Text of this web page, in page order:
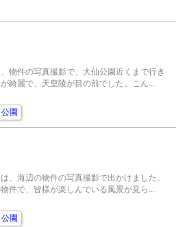
物件の写真撮影で、大仙公園近くまで行き
綺麗で、天皇陵が目の前でした。こん...
公園
、海辺の物件の写真撮影で出かけました。
件で、皆様が楽しんでいる風景が見ら...
公園